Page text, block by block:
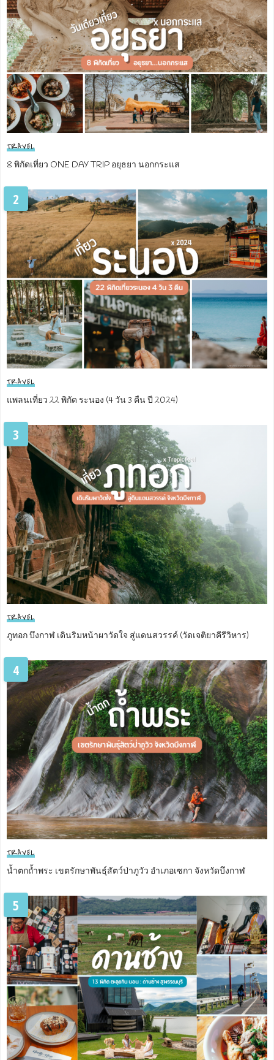
TRAVEL
8 พิกัดเที่ยว ONE DAY TRIP อยุธยา นอกกระแส
2
TRAVEL
แพลนเที่ยว 22 พิกัด ระนอง (4 วัน 3 คืน ปี 2024)
3
TRAVEL
ภูทอก บึงกาฬ เดินริมหน้าผาวัดใจ สู่แดนสวรรค์ (วัดเจติยาคีรีวิหาร)
4
TRAVEL
น้ำตกถ้ำพระ เขตรักษาพันธุ์สัตว์ป่าภูวัว อำเภอเซกา จังหวัดบึงกาฬ
5